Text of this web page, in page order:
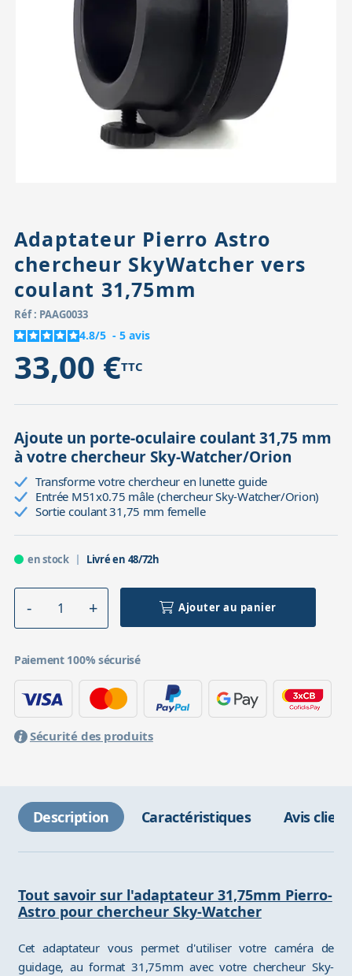
Accessoires pour montures
Têtes
Pièces détachées
Adaptateur Pierro Astro
chercheur SkyWatcher vers
coulant 31,75mm
Réf : PAAG0033
4.8/5 - 5 avis
33,00 €TTC
Ajoute un porte-oculaire coulant 31,75 mm
à votre chercheur Sky-Watcher/Orion
Transforme votre chercheur en lunette guide
Entrée M51x0.75 mâle (chercheur Sky-Watcher/Orion)
Sortie coulant 31,75 mm femelle
en stock Livré en 48/72h
Ajouter au panier
Paiement 100% sécurisé
Sécurité des produits
Description Caractéristiques Avis
Tout savoir sur l'adaptateur 31,75mm Pierro-
Astro pour chercheur Sky-Watcher
Cet adaptateur vous permet d'utiliser votre caméra de
guidage, au format 31,75mm avec votre chercheur Sky-